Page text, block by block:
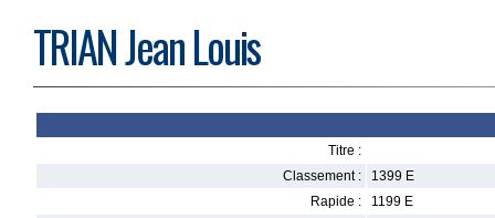
TRIAN Jean Louis
Titre :
Classement :
1399 E
Rapide :
1199 E